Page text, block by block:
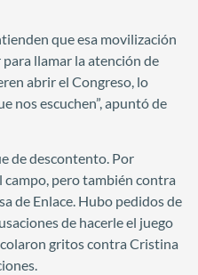
que esa movilización
llamar la atención de
abrir el Congreso, lo
nos escuchen”, apuntó de
de descontento. Por
pero también contra
de Enlace. Hubo pedidos de
de hacerle el juego
gritos contra Cristina